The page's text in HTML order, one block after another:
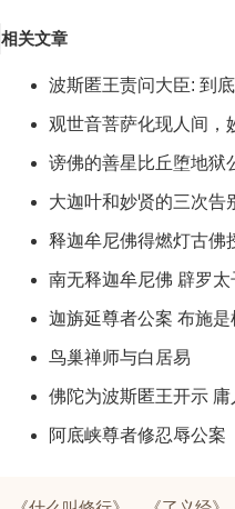
相关文章
波斯匿王责问大臣: 到
观世音菩萨化现人间，
谤佛的善星比丘堕地狱
大迦叶和妙贤的三次告
释迦牟尼佛得燃灯古佛
南无释迦牟尼佛 辟罗
迦旃延尊者公案 布施是
鸟巢禅师与白居易
佛陀为波斯匿王开示
阿底峡尊者修忍辱公案